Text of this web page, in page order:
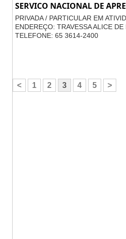
SERVICO NACIONAL DE
PRIVADA / PARTICULAR EM
ENDEREÇO: TRAVESSA ALICE
TELEFONE: 65 3614-2400
< 1 2 3 4 5 >